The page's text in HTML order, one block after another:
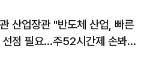
산업장관 "반도체 산업, 빠른
선점 필요…주52시간제 손봐